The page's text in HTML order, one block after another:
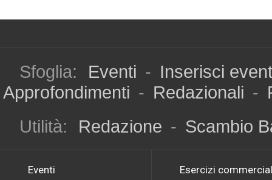
Sfoglia: Eventi - Inserisci
Approfondimenti - Redazionali -
Utilità:
Redazione - Scambio
Eventi Esercizi